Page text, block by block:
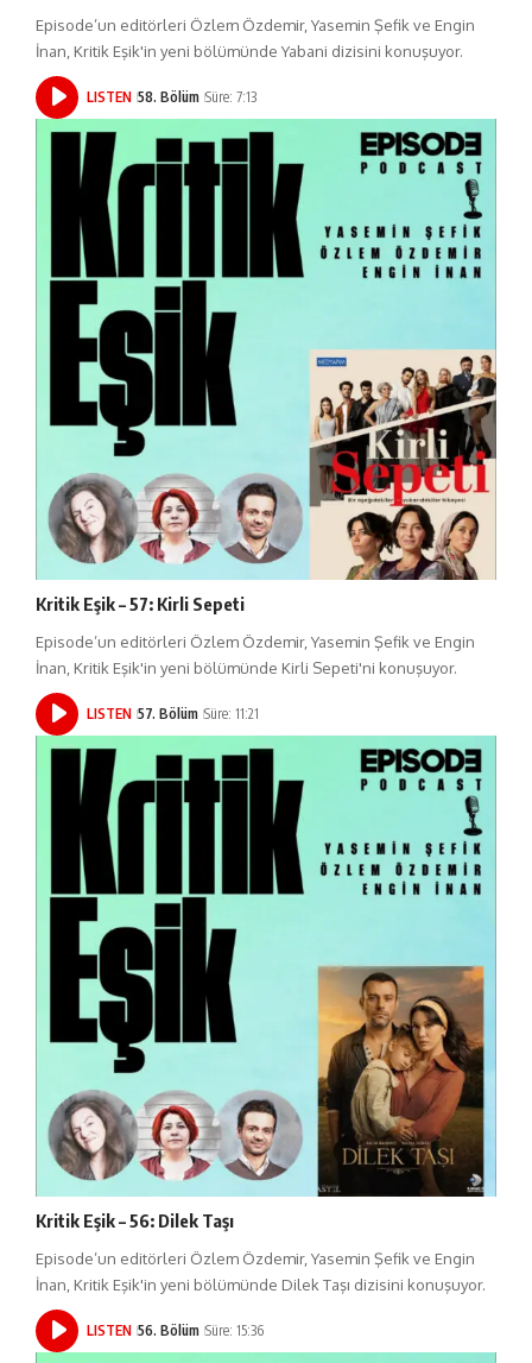
Episode’un editörleri Özlem Özdemir, Yasemin Şefik ve Engin
İnan, Kritik Eşik'in yeni bölümünde Yabani dizisini konuşuyor.
LISTEN 58. Bölüm Süre: 7:13
Kritik Eşik – 57: Kirli Sepeti
Episode’un editörleri Özlem Özdemir, Yasemin Şefik ve Engin
İnan, Kritik Eşik'in yeni bölümünde Kirli Sepeti'ni konuşuyor.
LISTEN 57. Bölüm Süre: 11:21
Kritik Eşik – 56: Dilek Taşı
Episode’un editörleri Özlem Özdemir, Yasemin Şefik ve Engin
İnan, Kritik Eşik'in yeni bölümünde Dilek Taşı dizisini konuşuyor.
LISTEN 56. Bölüm Süre: 15:36